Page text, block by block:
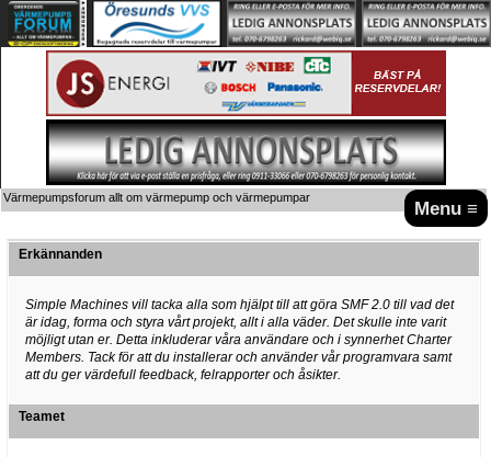
Menu ≡
Värmepumpsforum allt om värmepump och värmepumpar
Erkännanden
Simple Machines vill tacka alla som hjälpt till att göra SMF 2.0 till vad det
är idag, forma och styra vårt projekt, allt i alla väder. Det skulle inte varit
möjligt utan er. Detta inkluderar våra användare och i synnerhet Charter
Members. Tack för att du installerar och använder vår programvara samt
att du ger värdefull feedback, felrapporter och åsikter.
Teamet